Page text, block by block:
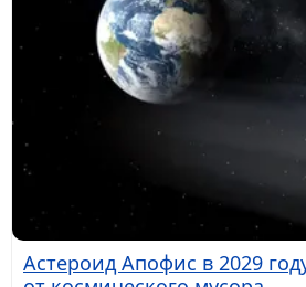
Астероид Апофис в 2029